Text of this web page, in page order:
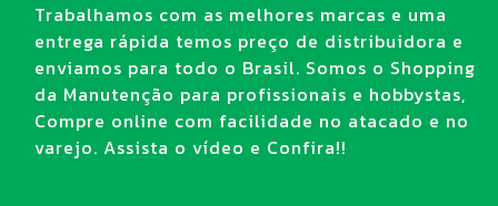
Trabalhamos com as melhores marcas e uma
entrega rápida temos preço de distribuidora e
enviamos para todo o Brasil. Somos o Shopping
da Manutenção para profissionais e hobbystas,
Compre online com facilidade no atacado e no
varejo. Assista o vídeo e Confira!!